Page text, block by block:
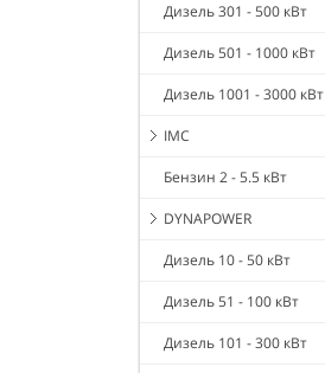
Дизель 301 - 500 кВт
Дизель 501 - 1000 кВт
Дизель 1001 - 3000 кВт
IMC
Бензин 2 - 5.5 кВт
DYNAPOWER
Дизель 10 - 50 кВт
Дизель 51 - 100 кВт
Дизель 101 - 300 кВт